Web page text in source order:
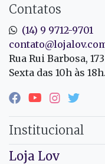
Contatos
(14) 9 9712-9701
Rua Rui Barbosa,
Sexta das 10h às
Institucional
Loja Lov